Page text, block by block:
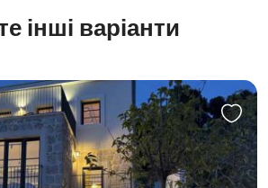
інші варіанти